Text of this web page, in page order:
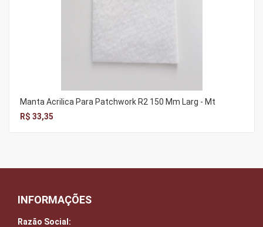
Manta Acrilica Para Patchwork R2 150 Mm Larg - Mt
R$ 33,35
INFORMAÇÕES
Razão Social: